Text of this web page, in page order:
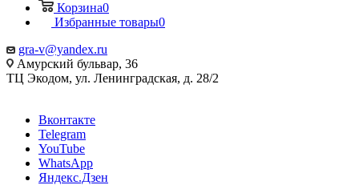
Корзина0
Избранные товары0
gra-v@yandex.ru
Амурский бульвар, 36
ТЦ Экодом, ул. Ленинградская, д. 28/2
Вконтакте
Telegram
YouTube
WhatsApp
Яндекс.Дзен